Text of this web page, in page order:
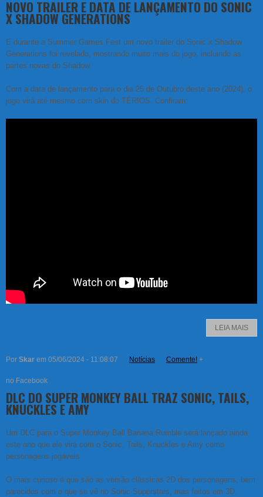
NOVO TRAILER E DATA DE LANÇAMENTO DO SONIC
X SHADOW GENERATIONS
E durante a Summer Games Fest um novo trailer do Sonic x Shadow
Generations foi revelado, mostrando muito mais do jogo, incluindo as
partes novas do Shadow.
Com a data de lançamento para o dia 25 de Outubro deste ano (2024), o
jogo virá até mesmo com skin do TÉRIOS. Confiram:
LEIA MAIS
Por Skar em 05/06/2024 - 11:08:07 Notícias Comente! +
no Facebook
DLC DO SUPER MONKEY BALL TRAZ SONIC, TAILS,
KNUCKLES E AMY
Um DLC para o Super Monkey Ball Banana Rumble será lançado ainda
este ano que ele virá com o Sonic, Tails, Knuckles e Amy como
personagens jogáveis.
O mais curioso é que são as versão clássicas 2D dos personagens, bem
parecidos com o que se vê no Sonic Superstars, mas feitos em 3D.